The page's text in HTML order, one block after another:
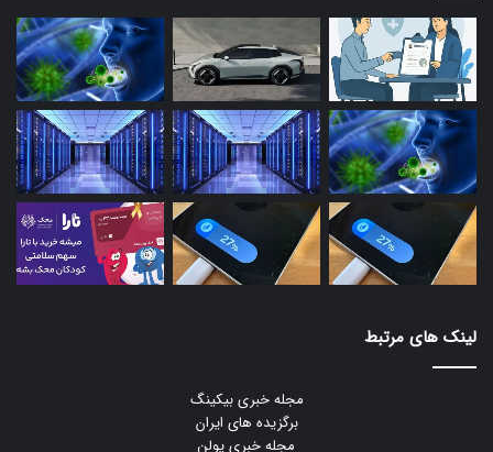
لینک های مرتبط
مجله خبری بیکینگ
برگزیده های ایران
مجله خبری یولن